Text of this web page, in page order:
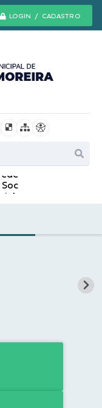
LOGIN / CADASTRO